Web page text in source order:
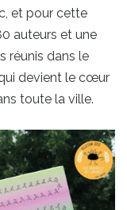
et pour cette
auteurs et une
réunis dans le
devient le cœur
toute la ville.